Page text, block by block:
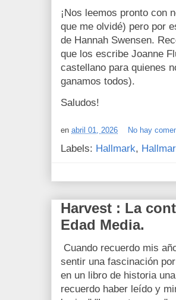
¡Nos leemos pronto con
que me olvidé) pero por
de Hannah Swensen.
que los escribe Joanne
castellano para quienes
ganamos todos).
Saludos!
en abril 01, 2026 No hay
Labels: Hallmark,
Harvest : La
Edad Media.
Cuando recuerdo mis
sentir una fascinación
en un libro de historia
recuerdo haber leído y